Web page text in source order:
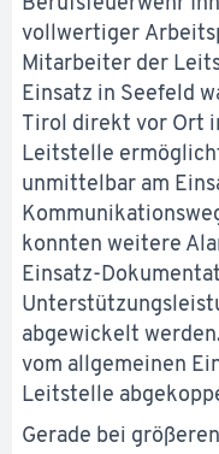
vollwertiger
Mitarbeiter der
Einsatz in Seefeld
Tirol direkt vor Ort
Leitstelle
unmittelbar am
konnten weitere
Einsatz-
abgewickelt
vom allgemeinen
Leitstelle
Gerade bei